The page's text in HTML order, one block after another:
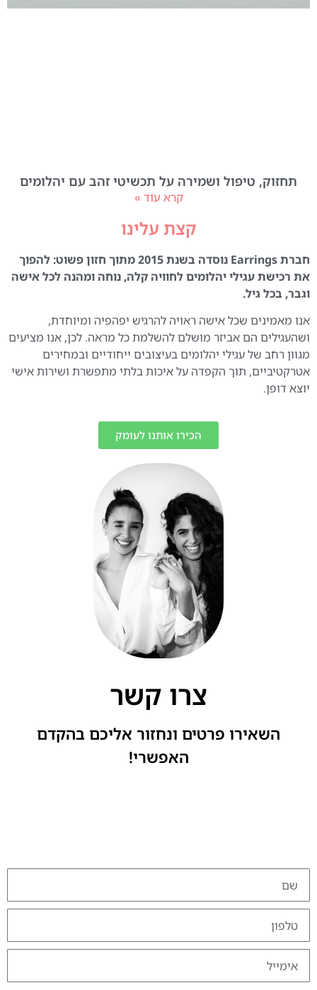
תחזוק, טיפול ושמירה על תכשיטי זהב עם יהלומים
קרא עוד »
קצת עלינו
חברת Earrings נוסדה בשנת 2015 מתוך חזון פשוט: להפוך
את רכישת עגילי יהלומים לחוויה קלה, נוחה ומהנה לכל אישה
וגבר, בכל גיל.
אנו מאמינים שכל אישה ראויה להרגיש יפהפיה ומיוחדת,
ושהעגילים הם אביזר מושלם להשלמת כל מראה. לכן, אנו מציעים
מגוון רחב של עגילי יהלומים בעיצובים ייחודיים ובמחירים
אטרקטיביים, תוך הקפדה על איכות בלתי מתפשרת ושירות אישי
יוצא דופן.
הכירו אותנו לעומק
צרו קשר
השאירו פרטים ונחזור אליכם בהקדם
האפשרי!